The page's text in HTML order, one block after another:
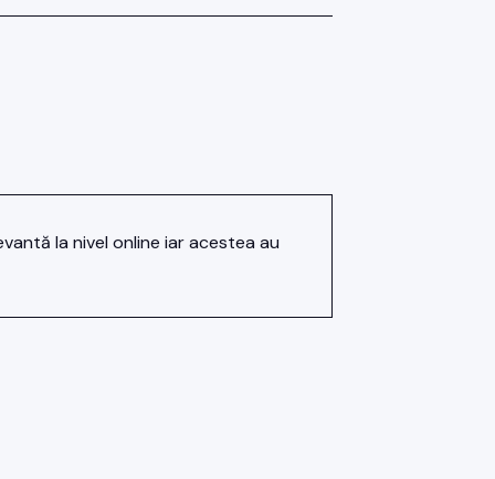
la nivel online iar acestea au